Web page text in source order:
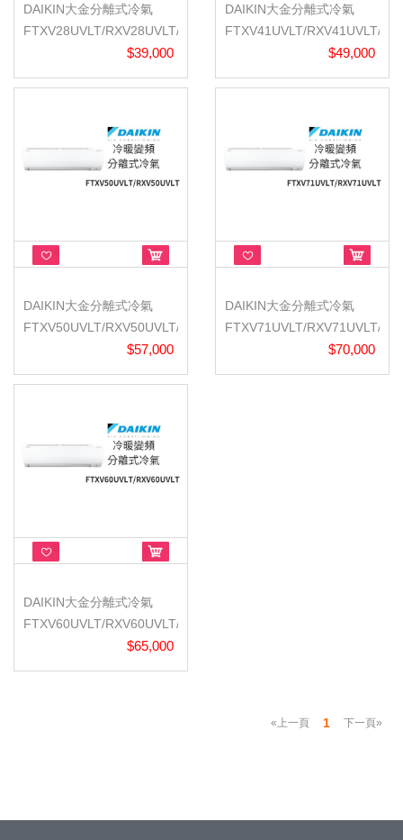
DAIKIN大金分離式冷氣
FTXV28UVLT/RXV28UVLT/
$39,000
DAIKIN大金分離式冷氣
FTXV41UVLT/RXV41UVLT/
$49,000
DAIKIN大金分離式冷氣
FTXV50UVLT/RXV50UVLT/
$57,000
DAIKIN大金分離式冷氣
FTXV71UVLT/RXV71UVLT/
$70,000
DAIKIN大金分離式冷氣
FTXV60UVLT/RXV60UVLT/
$65,000
«上一頁 1 下一頁»